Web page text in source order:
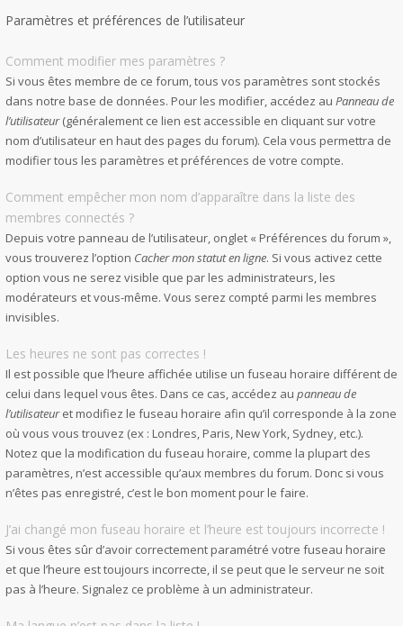
Paramètres et préférences de l’utilisateur
Comment modifier mes paramètres ?
Si vous êtes membre de ce forum, tous vos paramètres sont stockés
dans notre base de données. Pour les modifier, accédez au Panneau de
l’utilisateur(généralement ce lien est accessible en cliquant sur votre
nom d’utilisateur en haut des pages du forum). Cela vous permettra de
modifier tous les paramètres et préférences de votre compte.
Comment empêcher mon nom d’apparaître dans la liste des
membres connectés ?
Depuis votre panneau de l’utilisateur, onglet « Préférences du forum »,
vous trouverez l’option Cacher mon statut en ligne. Si vous activez cette
option vous ne serez visible que par les administrateurs, les
modérateurs et vous-même. Vous serez compté parmi les membres
invisibles.
Les heures ne sont pas correctes !
Il est possible que l’heure affichée utilise un fuseau horaire différent de
celui dans lequel vous êtes. Dans ce cas, accédez au panneau de
l’utilisateuret modifiez le fuseau horaire afin qu’il corresponde à la zone
où vous vous trouvez (ex : Londres, Paris, New York, Sydney, etc.).
Notez que la modification du fuseau horaire, comme la plupart des
paramètres, n’est accessible qu’aux membres du forum. Donc si vous
n’êtes pas enregistré, c’est le bon moment pour le faire.
J’ai changé mon fuseau horaire et l’heure est toujours incorrecte !
Si vous êtes sûr d’avoir correctement paramétré votre fuseau horaire
et que l’heure est toujours incorrecte, il se peut que le serveur ne soit
pas à l’heure. Signalez ce problème à un administrateur.